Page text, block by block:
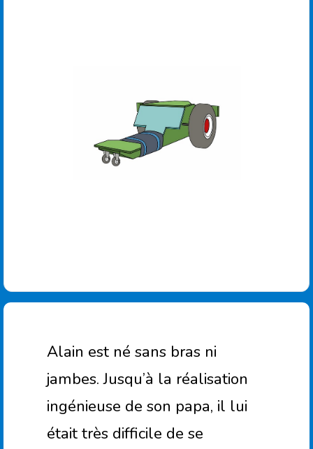
Alain est né sans bras ni
jambes. Jusqu’à la réalisation
ingénieuse de son papa, il lui
était très difficile de se